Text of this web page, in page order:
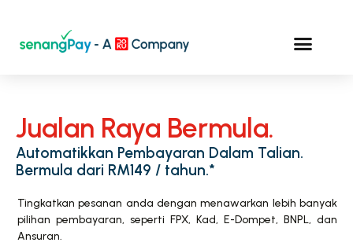
Jualan Raya Bermula.
Automatikkan Pembayaran Dalam Talian.
Bermula dari RM149 / tahun.*
Tingkatkan pesanan anda dengan menawarkan lebih banyak
pilihan pembayaran, seperti FPX, Kad, E-Dompet, BNPL, dan
Ansuran.